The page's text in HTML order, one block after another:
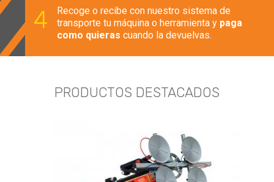
Recoge o recibe con nuestro sistema de
transporte tu máquina o herramienta y paga
como quieras cuando la devuelvas.
PRODUCTOS DESTACADOS